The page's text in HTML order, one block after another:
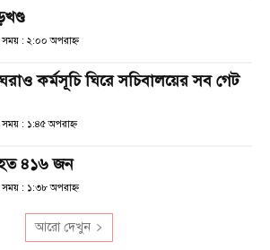
: ২:০০ অপরাহ্ণ
কর্মসূচি ঘিরে সচিবালয়ের সব গেট
: ১:৪৫ অপরাহ্ণ
৪১৬ জন
: ১:৩৮ অপরাহ্ণ
আরো দেখুন